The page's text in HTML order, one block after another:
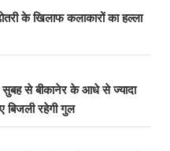
के खिलाफ कलाकारों का हल्ला
से बीकानेर के आधे से ज्यादा
बिजली रहेगी गुल